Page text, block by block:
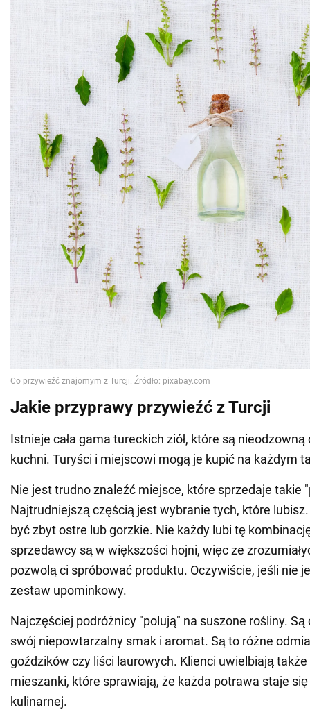
Jakie przyprawy przywieźć z Turcji
Istnieje cała gama tureckich ziół, które są
kuchni. Turyści i miejscowi mogą je kupić na każdym
Nie jest trudno znaleźć miejsce, które sprzedaje takie
Najtrudniejszą częścią jest wybranie tych, które
być zbyt ostre lub gorzkie. Nie każdy lubi tę
sprzedawcy są w większości hojni, więc ze
pozwolą ci spróbować produktu. Oczywiście, jeśli nie
zestaw upominkowy.
Najczęściej podróżnicy "polują" na suszone rośliny. Są
swój niepowtarzalny smak i aromat. Są to różne
goździków czy liści laurowych. Klienci uwielbiają
mieszanki, które sprawiają, że każda potrawa staje się
kulinarnej.